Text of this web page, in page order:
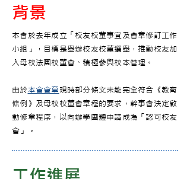
背景
本會於去年成立「校友校董事宜及會章修訂工作
小組」，目標是舉辦校友校董選舉，推動校友加
入母校法團校董會、積極參與校本管理。
由於本會會章現時部分條文未能完全符合《教育
條例》及母校校董會章程的要求，幹事會決定啟
動修章程序，以向辦學團體申請成為「認可校友
會」。